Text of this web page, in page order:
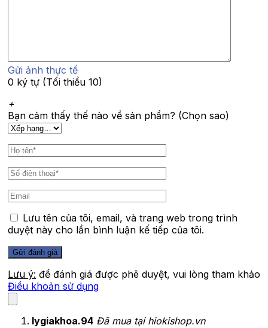
Gửi ảnh thực tế
0 ký tự (Tối thiểu 10)
+
Bạn cảm thấy thế nào về sản phẩm? (Chọn sao)
Lưu tên của tôi, email, và trang web trong trình
duyệt này cho lần bình luận kế tiếp của tôi.
Lưu ý: để đánh giá được phê duyệt, vui lòng tham khảo
Điều khoản sử dụng
lygiakhoa.94 Đã mua tại hiokishop.vn